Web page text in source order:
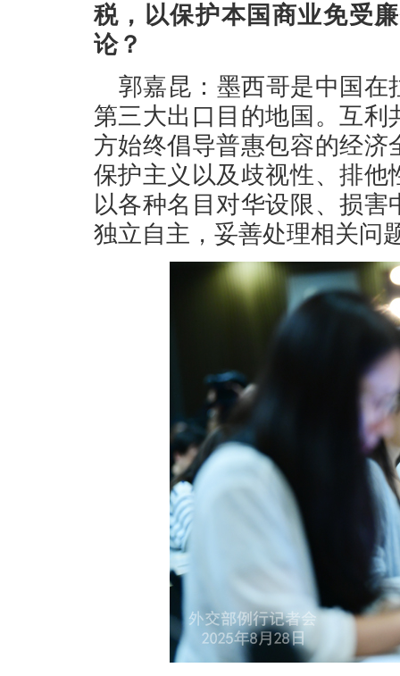
税，以保护本国商业免受
论？
郭嘉昆：墨西哥是中国
第三大出口目的地国。互
方始终倡导普惠包容的经
保护主义以及歧视性、排
以各种名目对华设限、损
独立自主，妥善处理相关问